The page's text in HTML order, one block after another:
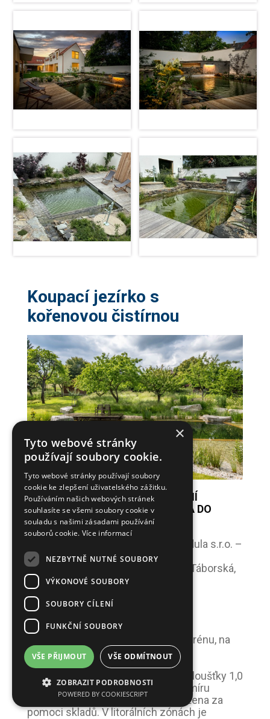
Koupací jezírko s
kořenovou čistírnou
ČESTNÉ UZNÁNÍ ZA KOMPOZIČNÍ
ZAČLENĚNÍ KOUPACÍHO JEZÍRKA DO
ZAHRADY
Zhotovitel a autor projektu: Filipendula s.r.o. –
KOŘENOVKY
Architektonické řešení: Ing. Lenka Táborská,
Atelier Flera
Místo: Zdíkov
Technické řešení
Nádrž je vyhloubená do rostlého terénu, na
hutněnou pláň a pískové lože byla
nainstalována geotextilie chránící
hydroizolaci z polyetylénové fólie tloušťky 1,0
mm připravená v jednom kuse na míru
jezírka. Fólie je na dno a stěny uložena za
pomoci skladů. V litorálních zónách je
×
Tyto webové stránky
používají soubory cookie.
Tyto webové stránky používají soubory
cookie ke zlepšení uživatelského zážitku.
Používáním našich webových stránek
souhlasíte se všemi soubory cookie v
souladu s našimi zásadami používání
souborů cookie. Více informací
NEZBYTNĚ NUTNÉ SOUBORY
VÝKONOVÉ SOUBORY
SOUBORY CÍLENÍ
FUNKČNÍ SOUBORY
VŠE PŘIJMOUT VŠE ODMÍTNOUT
ZOBRAZIT PODROBNOSTI
POWERED BY COOKIESCRIPT